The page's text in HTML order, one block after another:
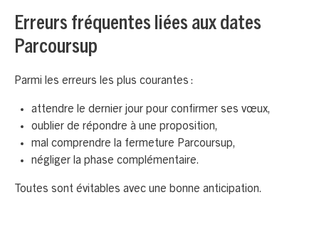
Erreurs fréquentes liées aux dates
Parcoursup
Parmi les erreurs les plus courantes :
attendre le dernier jour pour confirmer ses vœux,
oublier de répondre à une proposition,
mal comprendre la fermeture Parcoursup,
négliger la phase complémentaire.
Toutes sont évitables avec une bonne anticipation.